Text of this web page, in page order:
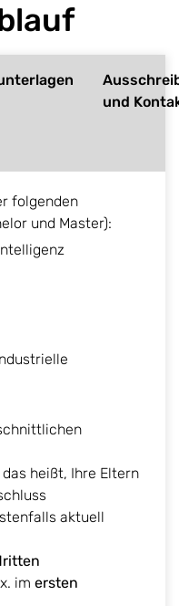
und
folgenden
und Master):
das heißt, Ihre Eltern
aktuell
im ersten